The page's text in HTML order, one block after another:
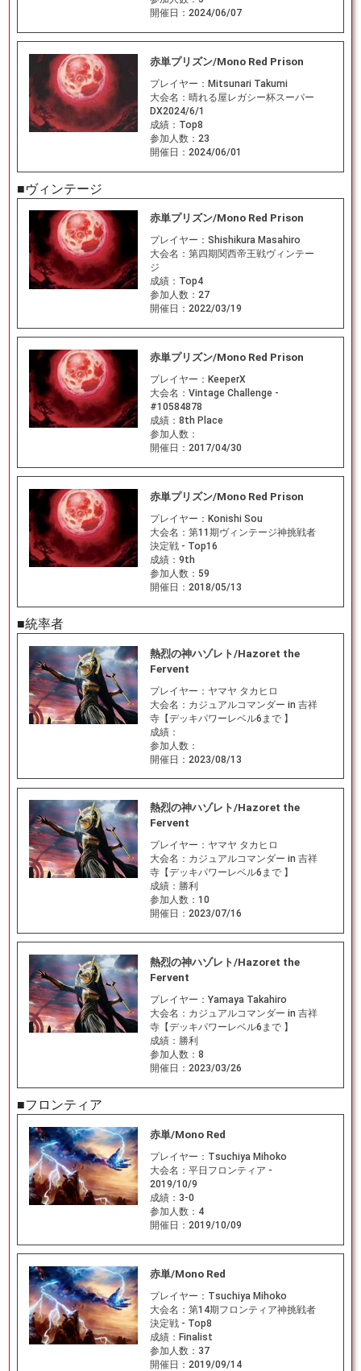
開催日： 2024/06/07
赤単プリズン/Mono Red Prison
プレイヤー： Mitsunari Takumi
大会名： 晴れる屋レガシー杯スーパー
DX2024/6/1
成績： Top8
参加人数： 23
開催日： 2024/06/01
■ヴィンテージ
赤単プリズン/Mono Red Prison
プレイヤー： Shishikura Masahiro
大会名： 第四期関西帝王戦ヴィンテー
ジ
成績： Top4
参加人数： 27
開催日： 2022/03/19
赤単プリズン/Mono Red Prison
プレイヤー： KeeperX
大会名： Vintage Challenge -
#10584878
成績： 8th Place
参加人数：
開催日： 2017/04/30
赤単プリズン/Mono Red Prison
プレイヤー： Konishi Sou
大会名： 第11期ヴィンテージ神挑戦者
決定戦 - Top16
成績： 9th
参加人数： 59
開催日： 2018/05/13
■統率者
熱烈の神ハゾレト/Hazoret the
Fervent
プレイヤー： ヤマヤ タカヒロ
大会名： カジュアルコマンダー in 吉祥
寺【デッキパワーレベル6まで 】
成績：
参加人数：
開催日： 2023/08/13
熱烈の神ハゾレト/Hazoret the
Fervent
プレイヤー： ヤマヤ タカヒロ
大会名： カジュアルコマンダー in 吉祥
寺【デッキパワーレベル6まで 】
成績： 勝利
参加人数： 10
開催日： 2023/07/16
熱烈の神ハゾレト/Hazoret the
Fervent
プレイヤー： Yamaya Takahiro
大会名： カジュアルコマンダー in 吉祥
寺【デッキパワーレベル6まで 】
成績： 勝利
参加人数： 8
開催日： 2023/03/26
■フロンティア
赤単/Mono Red
プレイヤー： Tsuchiya Mihoko
大会名： 平日フロンティア -
2019/10/9
成績： 3-0
参加人数： 4
開催日： 2019/10/09
赤単/Mono Red
プレイヤー： Tsuchiya Mihoko
大会名： 第14期フロンティア神挑戦者
決定戦 - Top8
成績： Finalist
参加人数： 37
開催日： 2019/09/14